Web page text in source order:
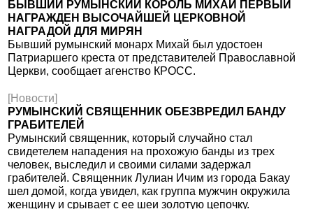
БЫВШИЙ РУМЫНСКИЙ КОРОЛЬ МИХАЙ ПЕРВЫЙ
НАГРАЖДЕН ВЫСОЧАЙШЕЙ ЦЕРКОВНОЙ
НАГРАДОЙ ДЛЯ МИРЯН
Бывший румынский монарх Михай был удостоен
Патриаршего креста от представителей Православной
Церкви, сообщает агенство КРОСС.
[Новости]
РУМЫНСКИЙ СВЯЩЕННИК ОБЕЗВРЕДИЛ БАНДУ
ГРАБИТЕЛЕЙ
Румынский священник, который случайно стал
свидетелем нападения на прохожую банды из трех
человек, выследил и своими силами задержал
грабителей. Священник Лулиан Ичим из города Бакау
шел домой, когда увидел, как группа мужчин окружила
женщину и срывает с ее шеи золотую цепочку.